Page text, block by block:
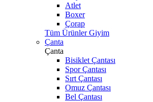
Atlet
Boxer
Çorap
Tüm Ürünler Giyim
Çanta
Çanta
Bisiklet Çantası
Spor Çantası
Sırt Çantası
Omuz Çantası
Bel Çantası